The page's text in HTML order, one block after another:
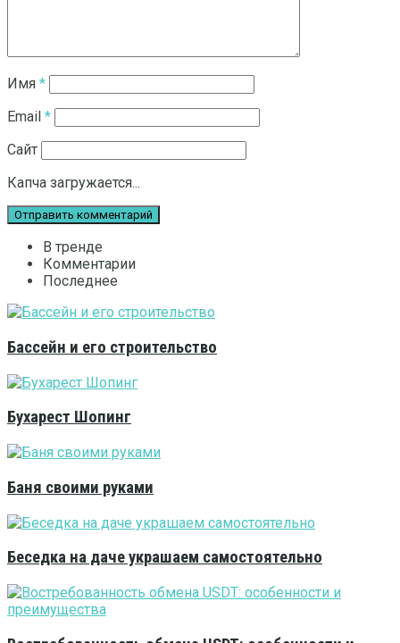
Имя *
Email *
Сайт
Капча загружается...
В тренде
Комментарии
Последнее
Бассейн и его строительство
Бухарест Шопинг
Баня своими руками
Беседка на даче украшаем самостоятельно